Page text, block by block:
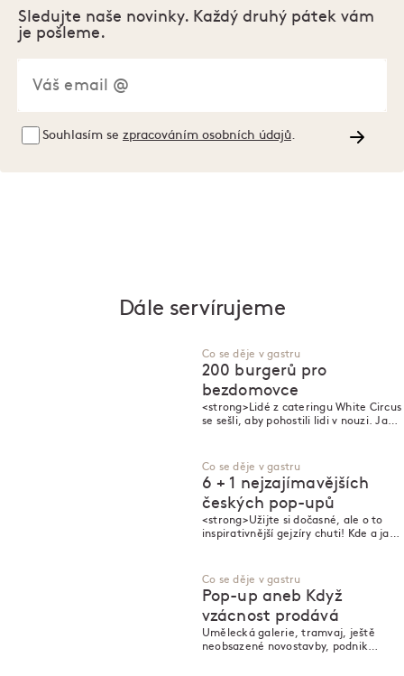
Sledujte naše novinky. Každý druhý pátek vám
je pošleme.
Souhlasím se zpracováním osobních údajů
Dále servírujeme
Co se děje v gastru
200 burgerů pro
bezdomovce
<strong>Lidé z cateringu White Circus
se sešli, aby pohostili lidi v nouzi. Jak –
Co se děje v gastru
6 + 1 nejzajímavějších
českých pop-upů
<strong>Užijte si dočasné, ale o to
inspirativnější gejzíry chuti! Kde a jak?
Co se děje v gastru
Pop-up aneb Když
vzácnost prodává
Umělecká galerie, tramvaj, ještě
neobsazené novostavby, podnik